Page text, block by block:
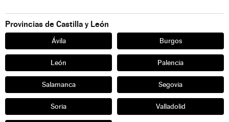
Provincias de Castilla y León
Ávila Burgos
León Palencia
Salamanca Segovia
Soria Valladolid